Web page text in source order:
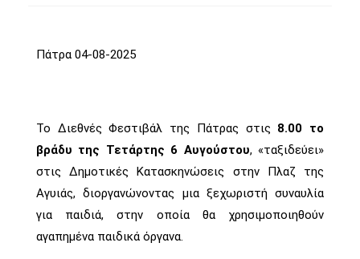
Πάτρα 04-08-2025
Το Διεθνές Φεστιβάλ της Πάτρας στις 8.00 το
βράδυ της Τετάρτης 6 Αυγούστου, «ταξιδεύει»
στις Δημοτικές Κατασκηνώσεις στην Πλαζ της
Αγυιάς, διοργανώνοντας μια ξεχωριστή συναυλία
για παιδιά, στην οποία θα χρησιμοποιηθούν
αγαπημένα παιδικά όργανα.